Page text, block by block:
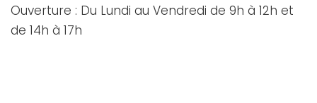
Ouverture : Du Lundi au Vendredi de 9h à 12h et
de 14h à 17h